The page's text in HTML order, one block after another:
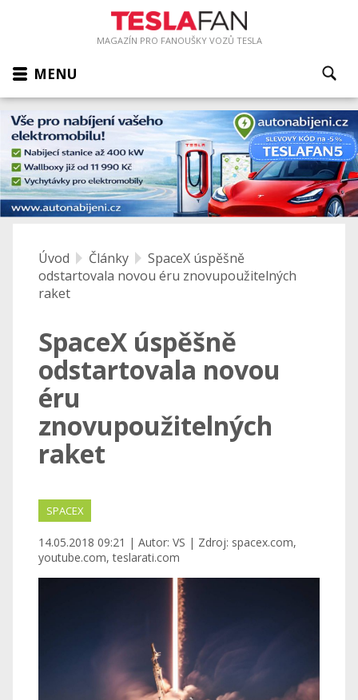
MAGAZÍN PRO FANOUŠKY VOZŮ TESLA
MENU
Úvod Články
SpaceX úspěšně
odstartovala novou éru znovupoužitelných
raket
SpaceX úspěšně
odstartovala novou
éru
znovupoužitelných
raket
SPACEX
14.05.2018 09:21 | Autor: VS | Zdroj: spacex.com,
youtube.com, teslarati.com